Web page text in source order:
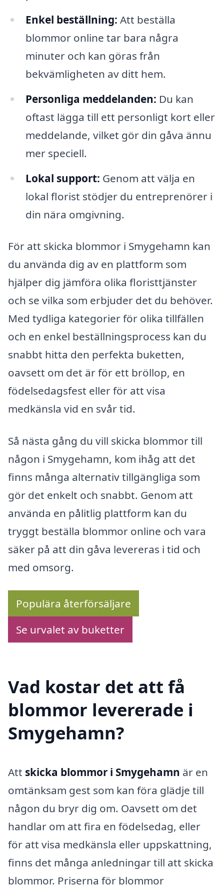
Enkel beställning: Att beställa
blommor online tar bara några
minuter och kan göras från
bekvämligheten av ditt hem.
Personliga meddelanden: Du kan
oftast lägga till ett personligt kort eller
meddelande, vilket gör din gåva ännu
mer speciell.
Lokal support: Genom att välja en
lokal florist stödjer du entreprenörer i
din nära omgivning.
För att skicka blommor i Smygehamn kan
du använda dig av en plattform som
hjälper dig jämföra olika floristtjänster
och se vilka som erbjuder det du behöver.
Med tydliga kategorier för olika tillfällen
och en enkel beställningsprocess kan du
snabbt hitta den perfekta buketten,
oavsett om det är för ett bröllop, en
födelsedagsfest eller för att visa
medkänsla vid en svår tid.
Så nästa gång du vill skicka blommor till
någon i Smygehamn, kom ihåg att det
finns många alternativ tillgängliga som
gör det enkelt och snabbt. Genom att
använda en pålitlig plattform kan du
tryggt beställa blommor online och vara
säker på att din gåva levereras i tid och
med omsorg.
Populära återförsäljare
Se urvalet av buketter
Vad kostar det att få
blommor levererade i
Smygehamn?
Att skicka blommor i Smygehamn är en
omtänksam gest som kan föra glädje till
någon du bryr dig om. Oavsett om det
handlar om att fira en födelsedag, eller
för att visa medkänsla eller uppskattning,
finns det många anledningar till att skicka
blommor. Priserna för blommor